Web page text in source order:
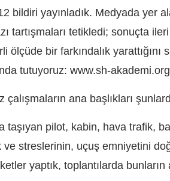
bildiri yayınladık. Medyada yer
tartışmaları tetikledi; sonuçta
ölçüde bir farkındalık yarattığını
tutuyoruz: www.sh-
çalışmaların ana başlıkları
taşıyan pilot, kabin, hava trafik,
streslerinin, uçuş emniyetini
yaptık, toplantılarda bunların